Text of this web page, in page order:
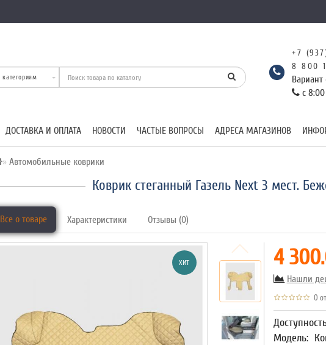
+7
8 800
Вариант
с
ДОСТАВКА И ОПЛАТА НОВОСТИ ЧАСТЫЕ ВОПРОСЫ АДРЕСА МАГАЗИНОВ
Автомобильные коврики
Коврик стеганный Газель Next 3 мест.
Все о товаре Характеристики Отзывы (0)
ХИТ 4
Нашли
0
Модель: